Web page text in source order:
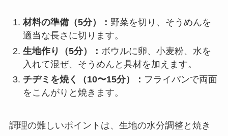
材料の準備（5分）： 野菜を切り、そうめんを
適当な長さに切ります。
生地作り（5分）： ボウルに卵、小麦粉、水を
入れて混ぜ、そうめんと具材を加えます。
チヂミを焼く（10〜15分）： フライパンで両面
をこんがりと焼きます。
調理の難しいポイントは、生地の水分調整と焼き